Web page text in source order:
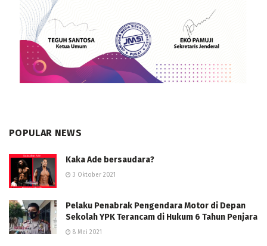
POPULAR NEWS
Kaka Ade bersaudara?
3 Oktober 2021
Pelaku Penabrak Pengendara Motor di Depan
Sekolah YPK Terancam di Hukum 6 Tahun Penjara
8 Mei 2021